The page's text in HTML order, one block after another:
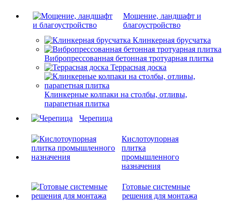
Мощение, ландшафт и
благоустройство
Клинкерная брусчатка
Вибропрессованная бетонная тротуарная плитка
Террасная доска
Клинкерные колпаки на столбы, отливы,
парапетная плитка
Черепица
Кислотоупорная
плитка
промышленного
назначения
Готовые системные
решения для монтажа